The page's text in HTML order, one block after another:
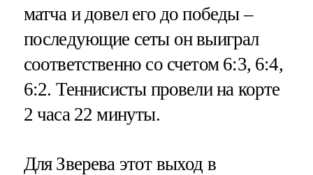
матча и довел его до победы –
последующие сеты он выиграл
соответственно со счетом 6:3, 6:4,
6:2. Теннисисты провели на корте
2 часа 22 минуты.
Для Зверева этот выход в